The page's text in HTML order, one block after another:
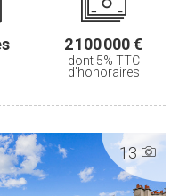
au sein d'un immeuble de
en pointe de Hongrie,
VOLUMES (3m de hauteur
d'une quatrième chambre),
avec un water-closet et un
2 100 000 €
dont 5% TTC
d'honoraires
13